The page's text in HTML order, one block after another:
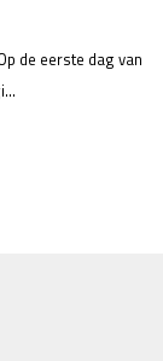
de eerste dag van